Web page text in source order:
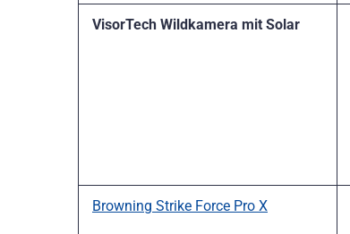
VisorTech Wildkamera mit Solar
Browning Strike Force Pro X